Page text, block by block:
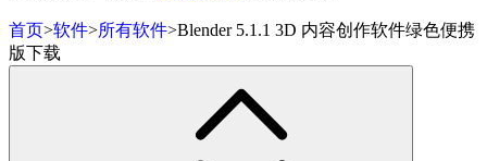
首页>软件>所有软件>Blender 5.1.1 3D 内容创作软件绿色便携
版下载